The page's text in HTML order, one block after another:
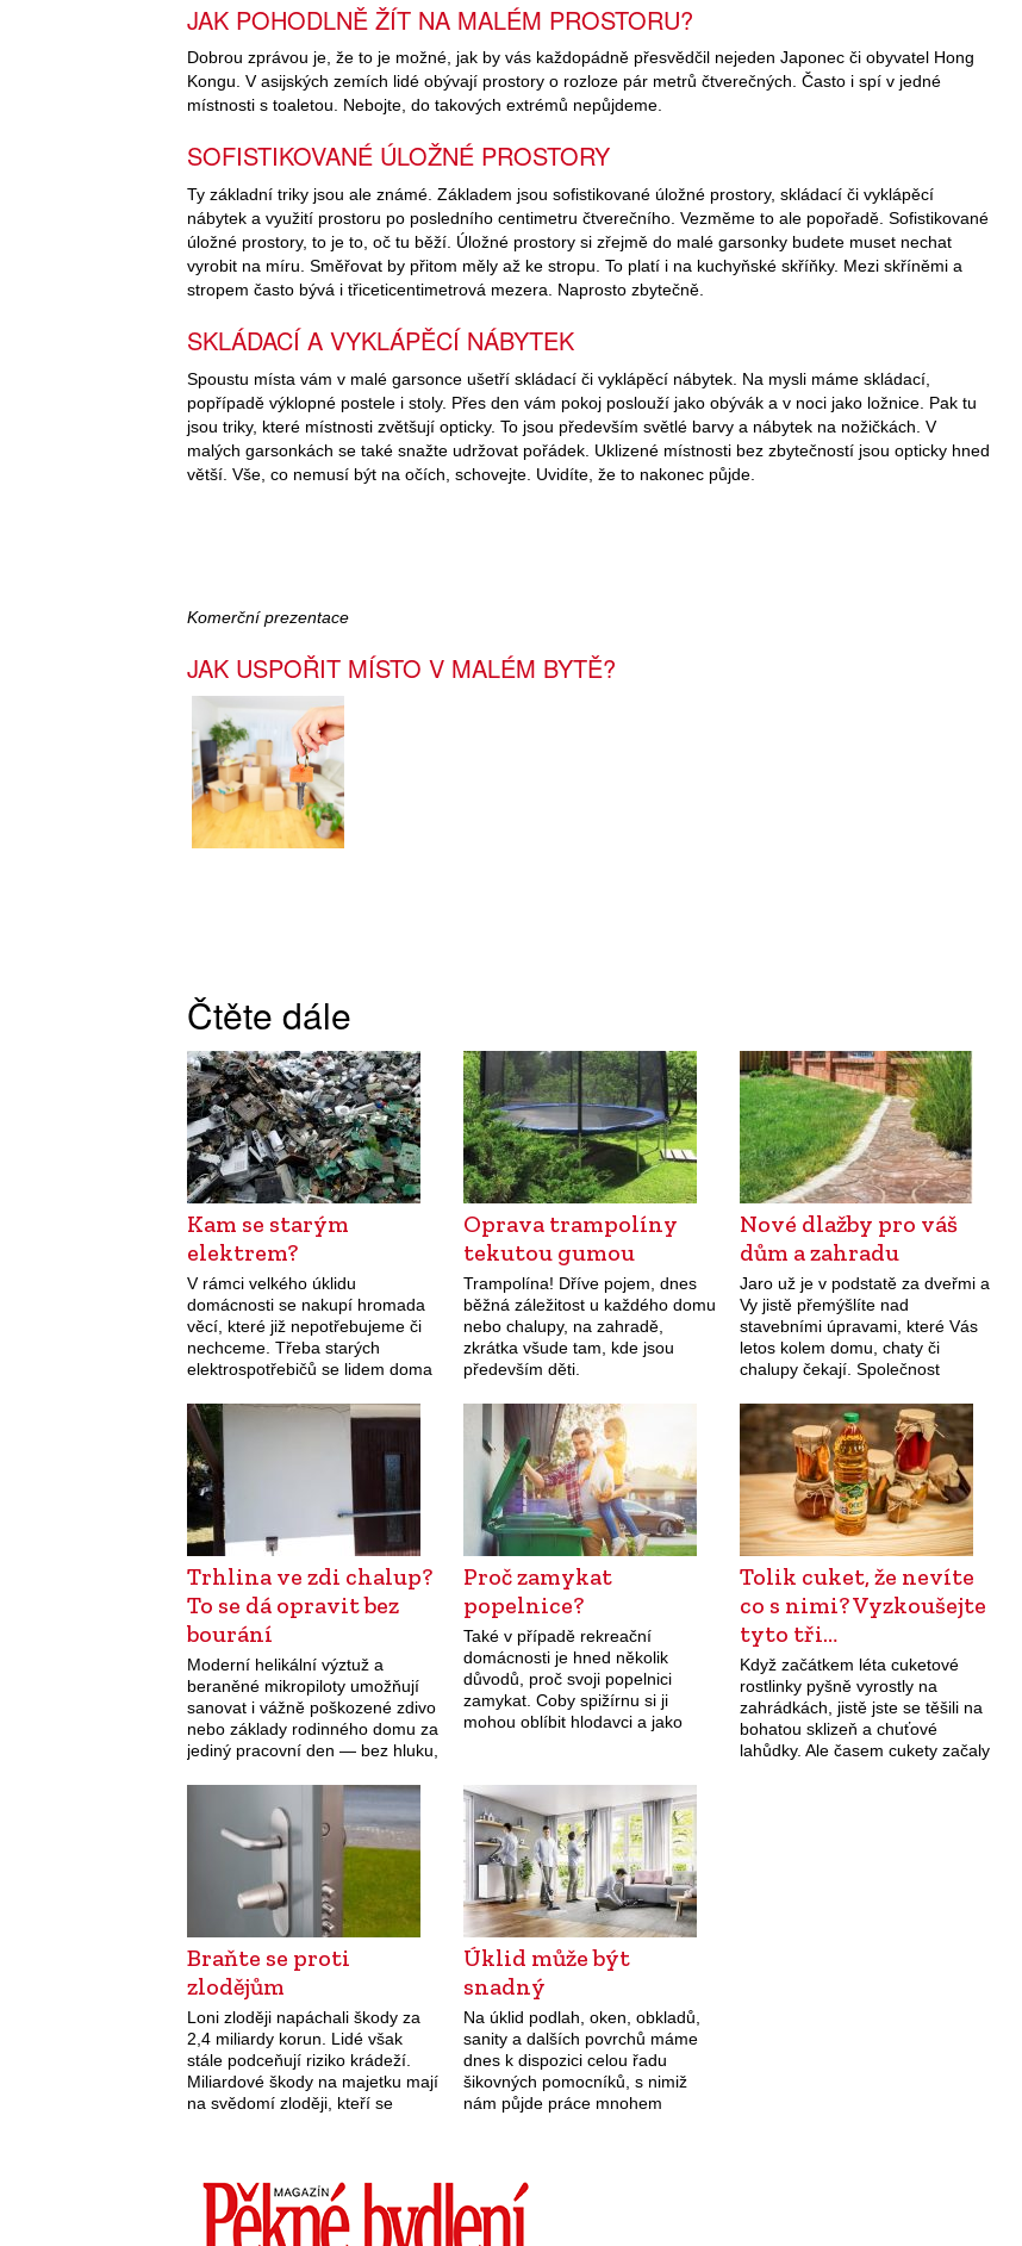
JAK POHODLNĚ ŽÍT NA MALÉM PROSTORU?
Dobrou zprávou je, že to je možné, jak by vás každopádně přesvědčil nejeden Japonec či obyvatel Hong
Kongu. V asijských zemích lidé obývají prostory o rozloze pár metrů čtverečných. Často i spí v jedné
místnosti s toaletou. Nebojte, do takových extrémů nepůjdeme.
SOFISTIKOVANÉ ÚLOŽNÉ PROSTORY
Ty základní triky jsou ale známé. Základem jsou sofistikované úložné prostory, skládací či vyklápěcí
nábytek a využití prostoru po posledního centimetru čtverečního. Vezměme to ale popořadě. Sofistikované
úložné prostory, to je to, oč tu běží. Úložné prostory si zřejmě do malé garsonky budete muset nechat
vyrobit na míru. Směřovat by přitom měly až ke stropu. To platí i na kuchyňské skříňky. Mezi skříněmi a
stropem často bývá i třiceticentimetrová mezera. Naprosto zbytečně.
SKLÁDACÍ A VYKLÁPĚCÍ NÁBYTEK
Spoustu místa vám v malé garsonce ušetří skládací či vyklápěcí nábytek. Na mysli máme skládací,
popřípadě výklopné postele i stoly. Přes den vám pokoj poslouží jako obývák a v noci jako ložnice. Pak tu
jsou triky, které místnosti zvětšují opticky. To jsou především světlé barvy a nábytek na nožičkách. V
malých garsonkách se také snažte udržovat pořádek. Uklizené místnosti bez zbytečností jsou opticky hned
větší. Vše, co nemusí být na očích, schovejte. Uvidíte, že to nakonec půjde.
Komerční prezentace
JAK USPOŘIT MÍSTO V MALÉM BYTĚ?
Čtěte dále
Kam se starým
elektrem?
V rámci velkého úklidu
domácnosti se nakupí hromada
věcí, které již nepotřebujeme či
nechceme. Třeba starých
elektrospotřebičů se lidem doma
Vánocích či narozeninách
dostanete jako dárek novou
televizi,…
Oprava trampolíny
tekutou gumou
Trampolína! Dříve pojem, dnes
běžná záležitost u každého domu
nebo chalupy, na zahradě,
zkrátka všude tam, kde jsou
především děti.
Nové dlažby pro váš
dům a zahradu
Jaro už je v podstatě za dveřmi a
Vy jistě přemýšlíte nad
stavebními úpravami, které Vás
letos kolem domu, chaty či
chalupy čekají. Společnost
do letošní sezóny vstupuje se
spoustou…
Trhlina ve zdi chalup?
To se dá opravit bez
bourání
Moderní helikální výztuž a
beraněné mikropiloty umožňují
sanovat i vážně poškozené zdivo
nebo základy rodinného domu za
jediný pracovní den — bez hluku,
Proč zamykat
popelnice?
Také v případě rekreační
domácnosti je hned několik
důvodů, proč svoji popelnici
zamykat. Coby spižírnu si ji
mohou oblíbit hlodavci a jako
Tolik cuket, že nevíte
co s nimi? Vyzkoušejte
tyto tři…
Když začátkem léta cuketové
rostlinky pyšně vyrostly na
zahrádkách, jistě jste se těšili na
bohatou sklizeň a chuťové
lahůdky. Ale časem cukety začaly
Braňte se proti
zlodějům
Loni zloději napáchali škody za
2,4 miliardy korun. Lidé však
stále podceňují riziko krádeží.
Miliardové škody na majetku mají
na svědomí zloději, kteří se
Úklid může být
snadný
Na úklid podlah, oken, obkladů,
sanity a dalších povrchů máme
dnes k dispozici celou řadu
šikovných pomocníků, s nimiž
nám půjde práce mnohem